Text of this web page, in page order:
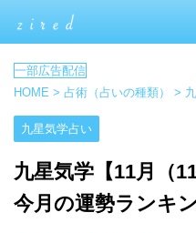
HOME > 占術（占いの種類） >
九星気学占い
九星気学【11月（
今月の運勢ランキ